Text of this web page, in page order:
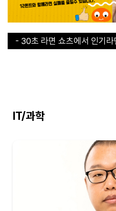
- 30초 라면 쇼츠에서 인기
- 직장인들의 이거없으면 에
- 개인프로필촬영 ”배우 화
- 개인프로필촬영 ”배우 화
IT/과학